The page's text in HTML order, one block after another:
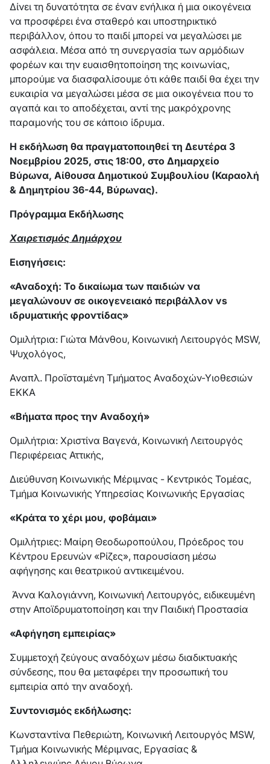
Δίνει τη δυνατότητα σε έναν ενήλικα ή μια οικογένεια
να προσφέρει ένα σταθερό και υποστηρικτικό
περιβάλλον, όπου το παιδί μπορεί να μεγαλώσει με
ασφάλεια. Μέσα από τη συνεργασία των αρμόδιων
φορέων και την ευαισθητοποίηση της κοινωνίας,
μπορούμε να διασφαλίσουμε ότι κάθε παιδί θα έχει την
ευκαιρία να μεγαλώσει μέσα σε μια οικογένεια που το
αγαπά και το αποδέχεται, αντί της μακρόχρονης
παραμονής του σε κάποιο ίδρυμα.
Η εκδήλωση θα πραγματοποιηθεί τη Δευτέρα 3
Νοεμβρίου 2025, στις 18:00, στο Δημαρχείο
Βύρωνα, Αίθουσα Δημοτικού Συμβουλίου (Καραολή
& Δημητρίου 36-44, Βύρωνας).
Πρόγραμμα Εκδήλωσης
Χαιρετισμός Δημάρχου
Εισηγήσεις:
«Αναδοχή: Το δικαίωμα των παιδιών να
μεγαλώνουν σε οικογενειακό περιβάλλον vs
ιδρυματικής φροντίδας»
Ομιλήτρια: Γιώτα Μάνθου, Κοινωνική Λειτουργός MSW,
Ψυχολόγος,
Αναπλ. Προϊσταμένη Τμήματος Αναδοχών-Υιοθεσιών
ΕΚΚΑ
«Βήματα προς την Αναδοχή»
Ομιλήτρια: Χριστίνα Βαγενά, Κοινωνική Λειτουργός
Περιφέρειας Αττικής,
Διεύθυνση Κοινωνικής Μέριμνας - Κεντρικός Τομέας,
Τμήμα Κοινωνικής Υπηρεσίας Κοινωνικής Εργασίας
«Κράτα το χέρι μου, φοβάμαι»
Ομιλήτριες: Μαίρη Θεοδωροπούλου, Πρόεδρος του
Κέντρου Ερευνών «Ρίζες», παρουσίαση μέσω
αφήγησης και θεατρικού αντικειμένου.
Άννα Καλογιάννη, Κοινωνική Λειτουργός, ειδικευμένη
στην Αποϊδρυματοποίηση και την Παιδική Προστασία
«Αφήγηση εμπειρίας»
Συμμετοχή ζεύγους αναδόχων μέσω διαδικτυακής
σύνδεσης, που θα μεταφέρει την προσωπική του
εμπειρία από την αναδοχή.
Συντονισμός εκδήλωσης:
Κωνσταντίνα Πεθεριώτη, Κοινωνική Λειτουργός MSW,
Τμήμα Κοινωνικής Μέριμνας, Εργασίας &